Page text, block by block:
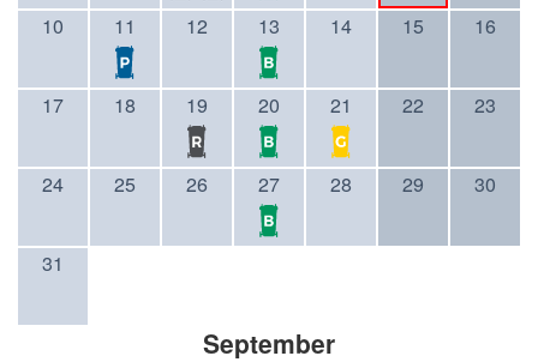
10 11 12 13 14 15 16
17 18 19 20 21 22 23
24 25 26 27 28 29 30
31
September